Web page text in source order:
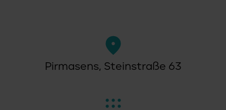
Pirmasens, Steinstraße 63